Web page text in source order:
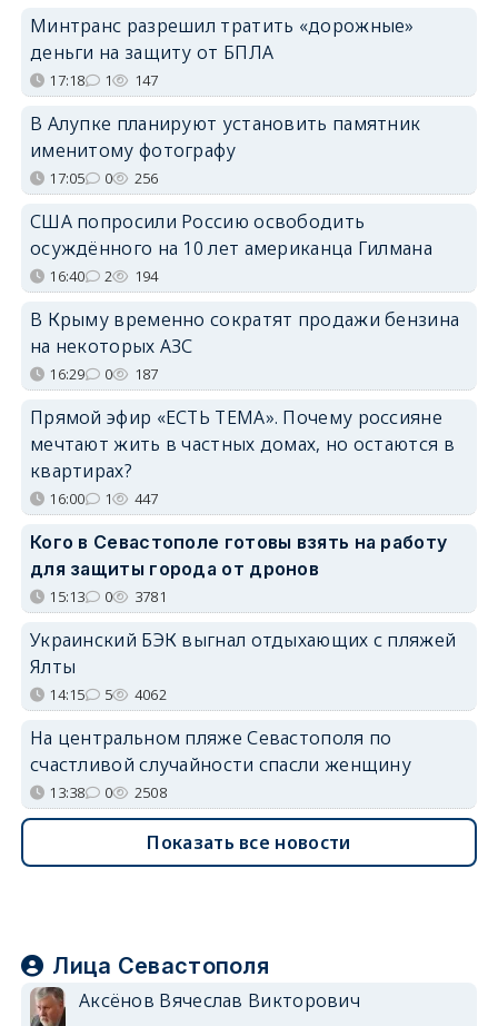
Минтранс разрешил тратить «дорожные»
деньги на защиту от БПЛА
17:18 1 147
В Алупке планируют установить памятник
именитому фотографу
17:05 0 256
США попросили Россию освободить
осуждённого на 10 лет американца Гилмана
16:40 2 194
В Крыму временно сократят продажи бензина
на некоторых АЗС
16:29 0 187
Прямой эфир «ЕСТЬ ТЕМА». Почему россияне
мечтают жить в частных домах, но остаются в
квартирах?
16:00 1 447
Кого в Севастополе готовы взять на работу
для защиты города от дронов
15:13 0 3781
Украинский БЭК выгнал отдыхающих с пляжей
Ялты
14:15 5 4062
На центральном пляже Севастополя по
счастливой случайности спасли женщину
13:38 0 2508
Показать все новости
Лица Севастополя
Аксёнов Вячеслав Викторович